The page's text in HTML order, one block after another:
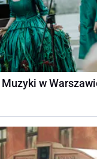
w